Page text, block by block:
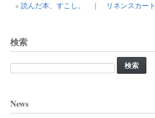
« 読んだ本、すこし。 ｜ リネンスカート
検索
検
索:
News